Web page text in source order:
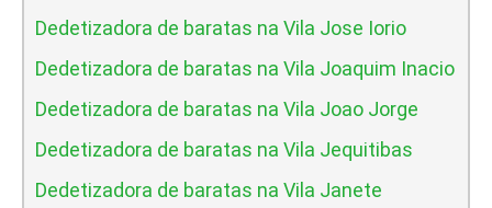
Dedetizadora de baratas na Vila Jose Iorio
Dedetizadora de baratas na Vila Joaquim Inacio
Dedetizadora de baratas na Vila Joao Jorge
Dedetizadora de baratas na Vila Jequitibas
Dedetizadora de baratas na Vila Janete